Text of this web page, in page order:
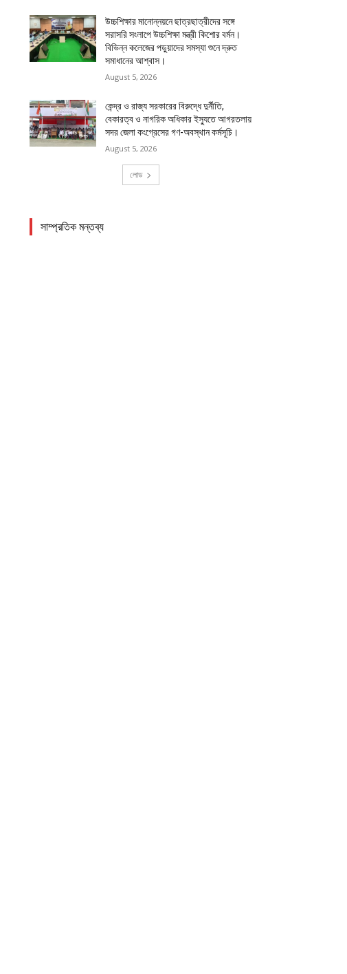
উচ্চশিক্ষার মানোন্নয়নে ছাত্রছাত্রীদের সঙ্গে
সরাসরি সংলাপে উচ্চশিক্ষা মন্ত্রী কিশোর বর্মন।
বিভিন্ন কলেজের পড়ুয়াদের সমস্যা শুনে দ্রুত
সমাধানের আশ্বাস।
August 5, 2026
কেন্দ্র ও রাজ্য সরকারের বিরুদ্ধে দুর্নীতি,
বেকারত্ব ও নাগরিক অধিকার ইস্যুতে আগরতলায়
সদর জেলা কংগ্রেসের গণ-অবস্থান কর্মসূচি।
August 5, 2026
লোড
সাম্প্রতিক মন্তব্য